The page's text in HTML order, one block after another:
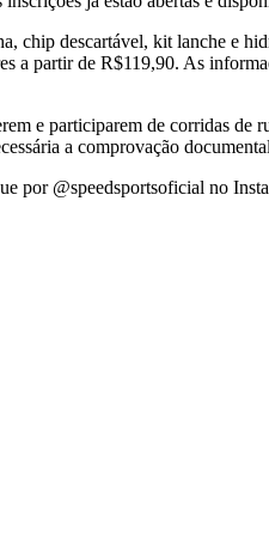
chip descartável, kit lanche e
partir de R$119,90. As
e participarem de corridas de
a comprovação
por @speedsportsoficial no